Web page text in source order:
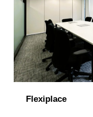
e
s
o
u
r
Flexiplace